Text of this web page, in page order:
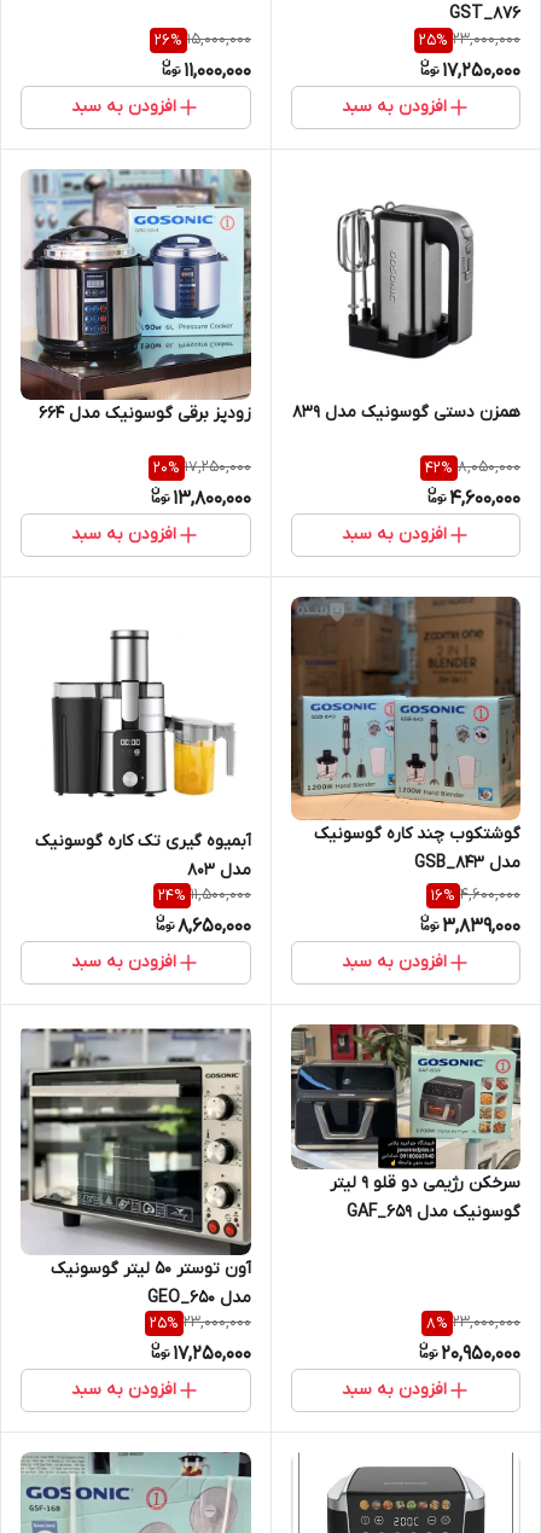
GST_876
23,000,000
25%
17,250,000
افزودن به سبد
15,000,000
26%
11,000,000
افزودن به سبد
همزن دستی گوسونیک مدل 839
8,050,000
42%
4,600,000
افزودن به سبد
زودپز برقی گوسونیک مدل 664
17,250,000
20%
13,800,000
افزودن به سبد
گوشتکوب چند کاره گوسونیک
مدل GSB_843
4,600,000
16%
3,839,000
افزودن به سبد
آبمیوه گیری تک کاره گوسونیک
مدل 803
11,500,000
24%
8,650,000
افزودن به سبد
سرخکن رژیمی دو قلو ۹ لیتر
گوسونیک مدل GAF_659
23,000,000
8%
20,950,000
افزودن به سبد
آون توستر 50 لیتر گوسونیک
مدل GEO_650
23,000,000
25%
17,250,000
افزودن به سبد